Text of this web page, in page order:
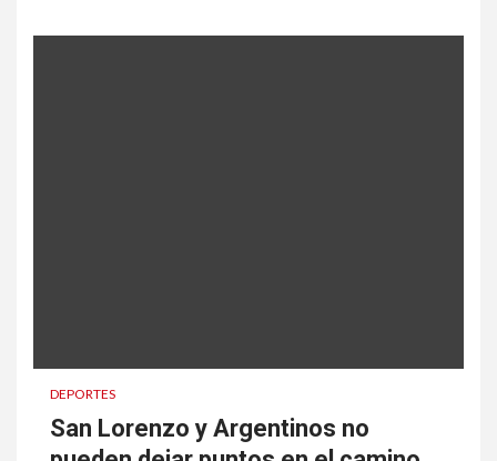
DEPORTES
San Lorenzo y Argentinos no